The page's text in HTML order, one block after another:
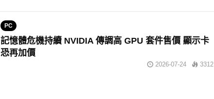
PC
記憶體危機持續 NVIDIA 傳調高 GPU 套件售價 顯示卡
恐再加價
2026-07-24 3312